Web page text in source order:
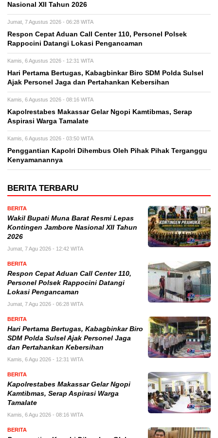
Nasional XII Tahun 2026
Jumat, 7 Agustus 2026 - 06:28 WITA
Respon Cepat Aduan Call Center 110, Personel Polsek
Rappocini Datangi Lokasi Pengancaman
Kamis, 6 Agustus 2026 - 12:31 WITA
Hari Pertama Bertugas, Kabagbinkar Biro SDM Polda Sulsel
Ajak Personel Jaga dan Pertahankan Kebersihan
Kamis, 6 Agustus 2026 - 08:16 WITA
Kapolrestabes Makassar Gelar Ngopi Kamtibmas, Serap
Aspirasi Warga Tamalate
Kamis, 6 Agustus 2026 - 03:50 WITA
Penggantian Kapolri Dihembus Oleh Pihak Pihak Terganggu
Kenyamanannya
BERITA TERBARU
BERITA
Wakil Bupati Muna Barat Resmi Lepas
Kontingen Jambore Nasional XII Tahun
2026
Jumat, 7 Agu 2026 - 12:42 WITA
BERITA
Respon Cepat Aduan Call Center 110,
Personel Polsek Rappocini Datangi
Lokasi Pengancaman
Jumat, 7 Agu 2026 - 06:28 WITA
BERITA
Hari Pertama Bertugas, Kabagbinkar Biro
SDM Polda Sulsel Ajak Personel Jaga
dan Pertahankan Kebersihan
Kamis, 6 Agu 2026 - 12:31 WITA
BERITA
Kapolrestabes Makassar Gelar Ngopi
Kamtibmas, Serap Aspirasi Warga
Tamalate
Kamis, 6 Agu 2026 - 08:16 WITA
BERITA